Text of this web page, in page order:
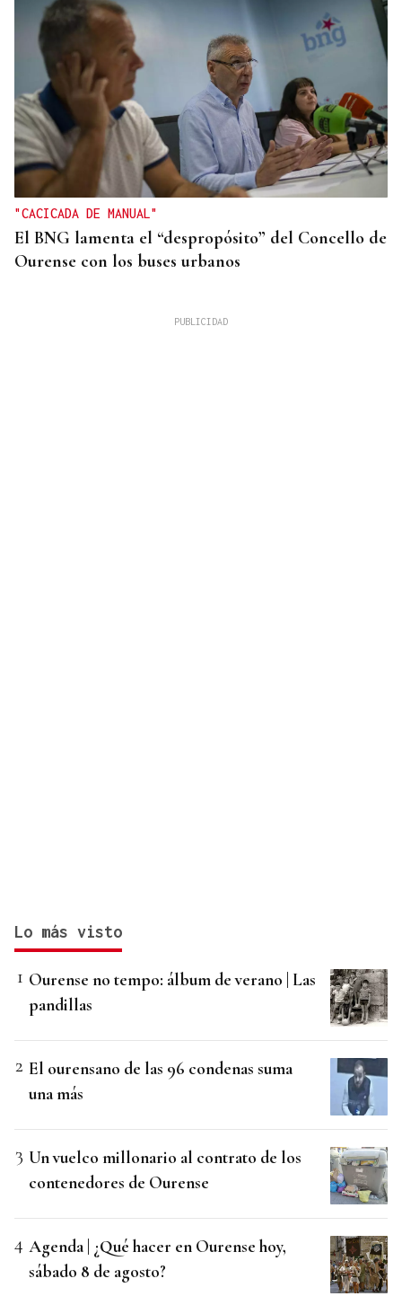
"CACICADA DE MANUAL"
El BNG lamenta el “despropósito” del Concello de
Ourense con los buses urbanos
Lo más visto
Ourense no tempo: álbum de verano | Las
pandillas
El ourensano de las 96 condenas suma
una más
Un vuelco millonario al contrato de los
contenedores de Ourense
Agenda | ¿Qué hacer en Ourense hoy,
sábado 8 de agosto?